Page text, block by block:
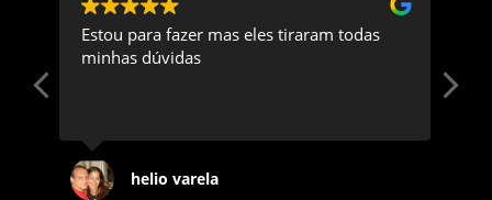
fazer mas eles tiraram todas
Fiz com eles o
do produto.